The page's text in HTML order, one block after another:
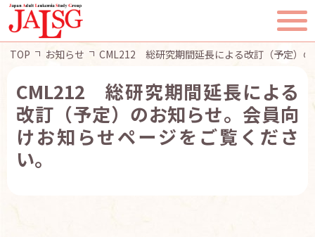
TOP
TOP お知らせ CML212 総研究期間延長による改訂（予定）
CML212 総研究期間延長による
改訂（予定）のお知らせ。会員向
けお知らせページをご覧くださ
い。